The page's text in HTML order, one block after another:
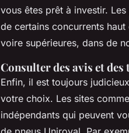
vous êtes prêt à investir.
de certains concurrents
voire supérieures, dans de
Consulter des avis et des
Enfin, il est toujours
votre choix. Les sites comme
indépendants qui peuvent